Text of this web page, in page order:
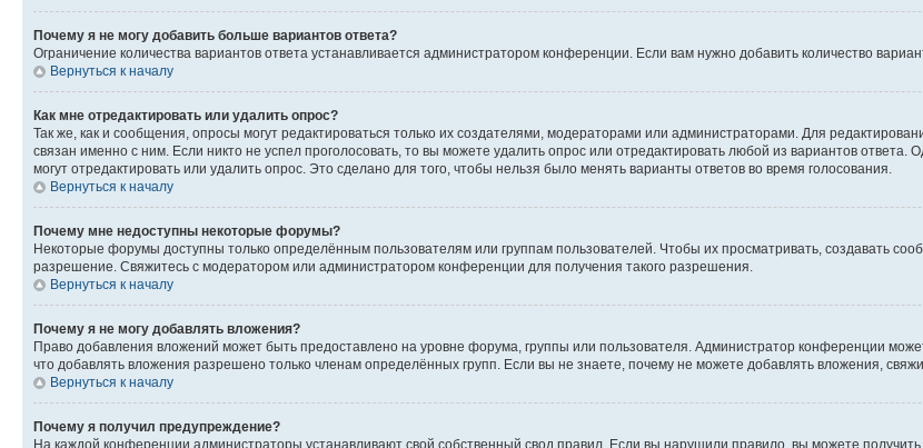
Почему я не могу добавить больше вариантов ответа?
Ограничение количества вариантов ответа устанавливается администратором конференции. Если вам нужно добавить количество
Вернуться к началу
Как мне отредактировать или удалить опрос?
Так же, как и сообщения, опросы могут редактироваться только их создателями, модераторами или администраторами. Для
связан именно с ним. Если никто не успел проголосовать, то вы можете удалить опрос или отредактировать любой из вариантов
могут отредактировать или удалить опрос. Это сделано для того, чтобы нельзя было менять варианты ответов во время голосования.
Вернуться к началу
Почему мне недоступны некоторые форумы?
Некоторые форумы доступны только определённым пользователям или группам пользователей. Чтобы их просматривать, создавать
разрешение. Свяжитесь с модератором или администратором конференции для получения такого разрешения.
Вернуться к началу
Почему я не могу добавлять вложения?
Право добавления вложений может быть предоставлено на уровне форума, группы или пользователя. Администратор конференции
что добавлять вложения разрешено только членам определённых групп. Если вы не знаете, почему не можете добавлять вложения,
Вернуться к началу
Почему я получил предупреждение?
На каждой конференции администраторы устанавливают свой собственный свод правил. Если вы нарушили правило, вы можете